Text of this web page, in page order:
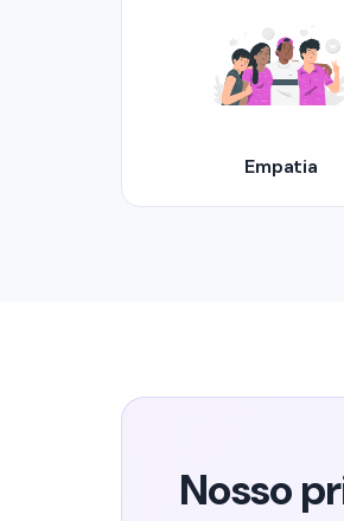
Empatia
Nosso